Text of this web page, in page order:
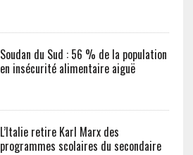
Soudan du Sud : 56 % de la population
en insécurité alimentaire aiguë
L’Italie retire Karl Marx des
programmes scolaires du secondaire